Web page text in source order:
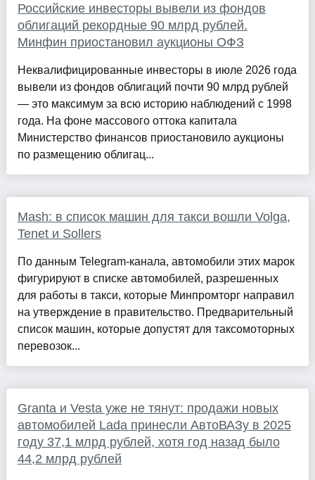
Российские инвесторы вывели из фондов
облигаций рекордные 90 млрд рублей.
Минфин приостановил аукционы ОФЗ
Неквалифицированные инвесторы в июле 2026 года
вывели из фондов облигаций почти 90 млрд рублей
— это максимум за всю историю наблюдений с 1998
года. На фоне массового оттока капитала
Министерство финансов приостановило аукционы
по размещению облигац...
Mash: в список машин для такси вошли Volga,
Tenet и Sollers
По данным Telegram-канала, автомобили этих марок
фигурируют в списке автомобилей, разрешенных
для работы в такси, которые Минпромторг направил
на утверждение в правительство. Предварительный
список машин, которые допустят для таксомоторных
перевозок...
Granta и Vesta уже не тянут: продажи новых
автомобилей Lada принесли АвтоВАЗу в 2025
году 37,1 млрд рублей, хотя год назад было
44,2 млрд рублей